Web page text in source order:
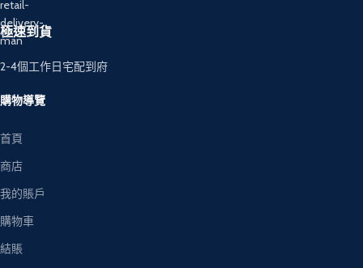
極速到貨
2-4個工作日宅配到府
購物導覽
首頁
商店
我的賬戶
購物車
結賬